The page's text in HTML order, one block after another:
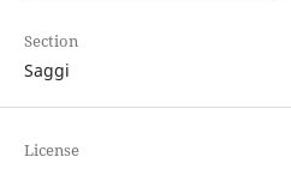
Section
Saggi
License